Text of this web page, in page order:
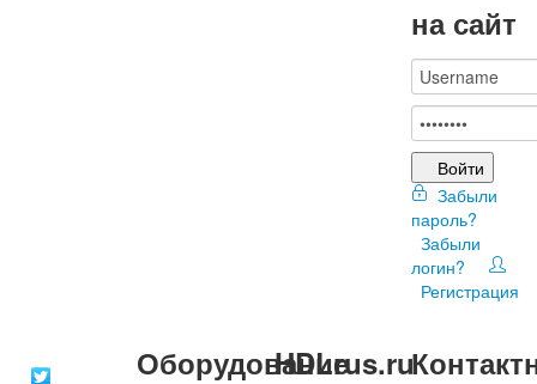
на сайт
Войти
Забыли
пароль?
Забыли
логин?
Регистрация
Оборудование
HDLrus.ru